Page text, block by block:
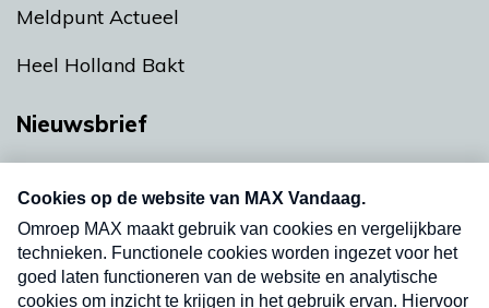
Meldpunt Actueel
Heel Holland Bakt
Nieuwsbrief
nieuwsbrief. Elke vrijdag- en dinsdagochtend in
uw mailbox.
Verzend